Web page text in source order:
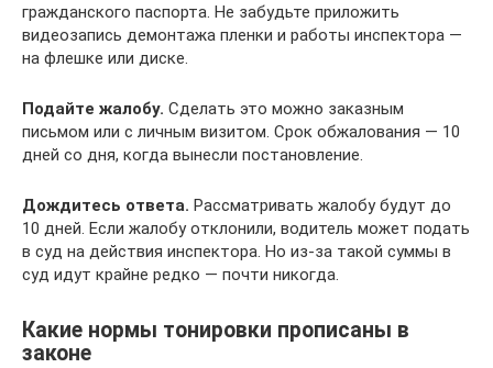
гражданского паспорта. Не забудьте приложить
видеозапись демонтажа пленки и работы инспектора —
на флешке или диске.
Подайте жалобу. Сделать это можно заказным
письмом или с личным визитом. Срок обжалования — 10
дней со дня, когда вынесли постановление.
Дождитесь ответа. Рассматривать жалобу будут до
10 дней. Если жалобу отклонили, водитель может подать
в суд на действия инспектора. Но из-за такой суммы в
суд идут крайне редко — почти никогда.
Какие нормы тонировки прописаны в
законе